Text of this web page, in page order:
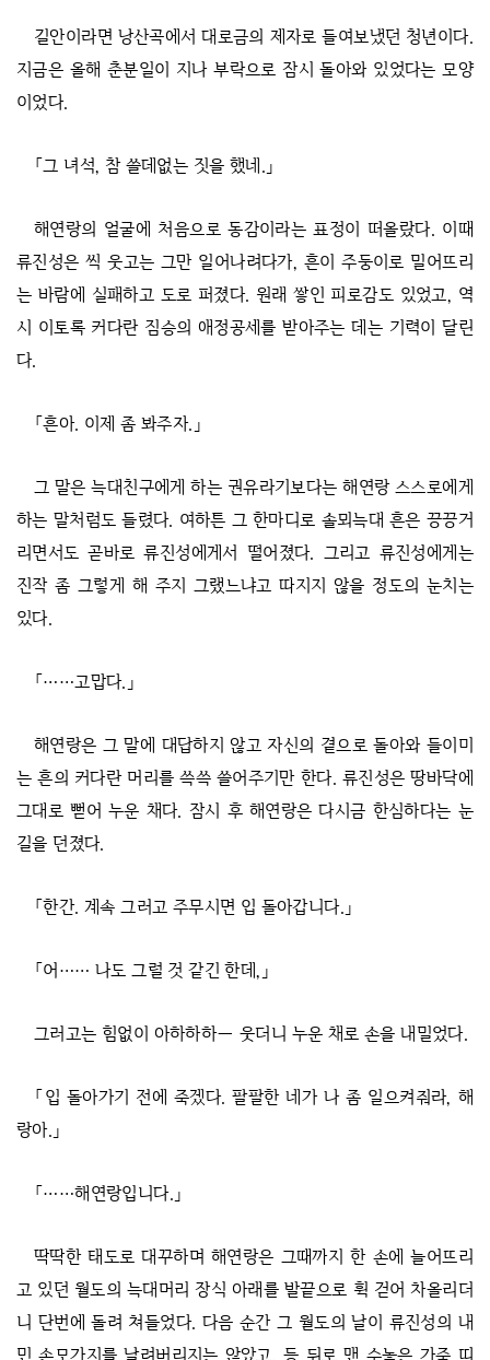
길안이라면 낭산곡에서 대로금의 제자로 들여보냈던 청년이다.
지금은 올해 춘분일이 지나 부락으로 잠시 돌아와 있었다는 모양
이었다.
「그 녀석, 참 쓸데없는 짓을 했네.」
해연랑의 얼굴에 처음으로 동감이라는 표정이 떠올랐다. 이때
류진성은 씩 웃고는 그만 일어나려다가, 흔이 주둥이로 밀어뜨리
는 바람에 실패하고 도로 퍼졌다. 원래 쌓인 피로감도 있었고, 역
시 이토록 커다란 짐승의 애정공세를 받아주는 데는 기력이 달린
다.
「흔아. 이제 좀 봐주자.」
그 말은 늑대친구에게 하는 권유라기보다는 해연랑 스스로에게
하는 말처럼도 들렸다. 여하튼 그 한마디로 솔뫼늑대 흔은 끙끙거
리면서도 곧바로 류진성에게서 떨어졌다. 그리고 류진성에게는
진작 좀 그렇게 해 주지 그랬느냐고 따지지 않을 정도의 눈치는
있다.
「……고맙다.」
해연랑은 그 말에 대답하지 않고 자신의 곁으로 돌아와 들이미
는 흔의 커다란 머리를 쓱쓱 쓸어주기만 한다. 류진성은 땅바닥에
그대로 뻗어 누운 채다. 잠시 후 해연랑은 다시금 한심하다는 눈
길을 던졌다.
「한간. 계속 그러고 주무시면 입 돌아갑니다.」
「어…… 나도 그럴 것 같긴 한데,」
그러고는 힘없이 아하하하― 웃더니 누운 채로 손을 내밀었다.
「입 돌아가기 전에 죽겠다. 팔팔한 네가 나 좀 일으켜줘라, 해
랑아.」
「……해연랑입니다.」
딱딱한 태도로 대꾸하며 해연랑은 그때까지 한 손에 늘어뜨리
고 있던 월도의 늑대머리 장식 아래를 발끝으로 휙 걷어 차올리더
니 단번에 돌려 쳐들었다. 다음 순간 그 월도의 날이 류진성의 내
민 손모가지를 날려버리지는 않았고, 등 뒤로 맨 수놓은 가죽 띠